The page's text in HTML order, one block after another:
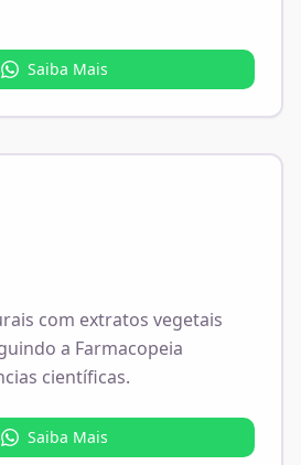
Saiba Mais
com extratos vegetais
a Farmacopeia
científicas.
Saiba Mais